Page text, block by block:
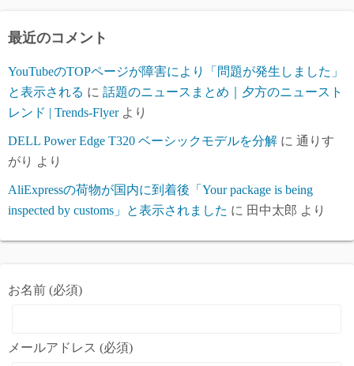
ブ
最近のコメント
YouTubeのTOPページが障害により「問題が発生しました」
と表示される に 話題のニュースまとめ｜夕方のニュースト
レンド | Trends-Flyerより
DELL Power Edge T320 ベーシックモデルを分解 に 通りす
がり より
AliExpressの荷物が国内に到着後「Your package is being
inspected by customs」と表示されました に 田中太郎 より
お名前 (必須)
メールアドレス (必須)